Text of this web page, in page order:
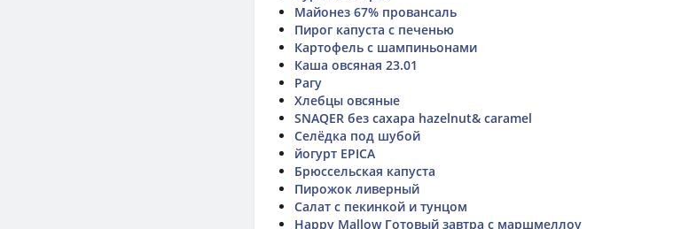
Майонез 67% провансаль
Пирог капуста с печенью
Картофель с шампиньонами
Каша овсяная 23.01
Рагу
Хлебцы овсяные
SNAQER без сахара hazelnut& caramel
Селёдка под шубой
йогурт EPICA
Брюссельская капуста
Пирожок ливерный
Салат с пекинкой и тунцом
Happy Mallow Готовый завтра с маршмеллоу